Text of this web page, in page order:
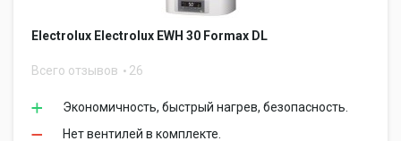
Electrolux Electrolux EWH 30 Formax DL
Всего отзывов 26
Экономичность, быстрый нагрев, безопасность.
Нет вентилей в комплекте.